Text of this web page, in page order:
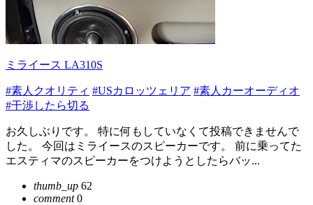
ミライース LA310S
#素人クオリティ #USカロッツェリア #素人カーオーディオ
#干渉したら切る
お久しぶりです。 特に何もしていなくて投稿できませんで
した。 今回はミライースのスピーカーです。 前に乗ってた
エスティマのスピーカーをつけようとしたらバッ...
thumb_up 62
comment0